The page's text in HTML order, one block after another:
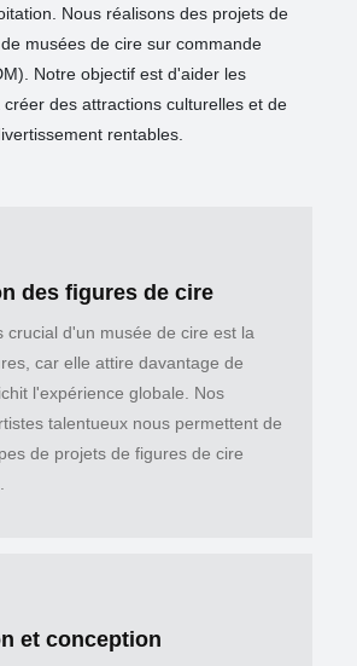
Nous réalisons des projets de
musées de cire sur commande
Notre objectif est d'aider les
créer des attractions culturelles et de
rentables.
des figures de cire
crucial d'un musée de cire est la
car elle attire davantage de
l'expérience globale. Nos
talentueux nous permettent de
de projets de figures de cire
et conception